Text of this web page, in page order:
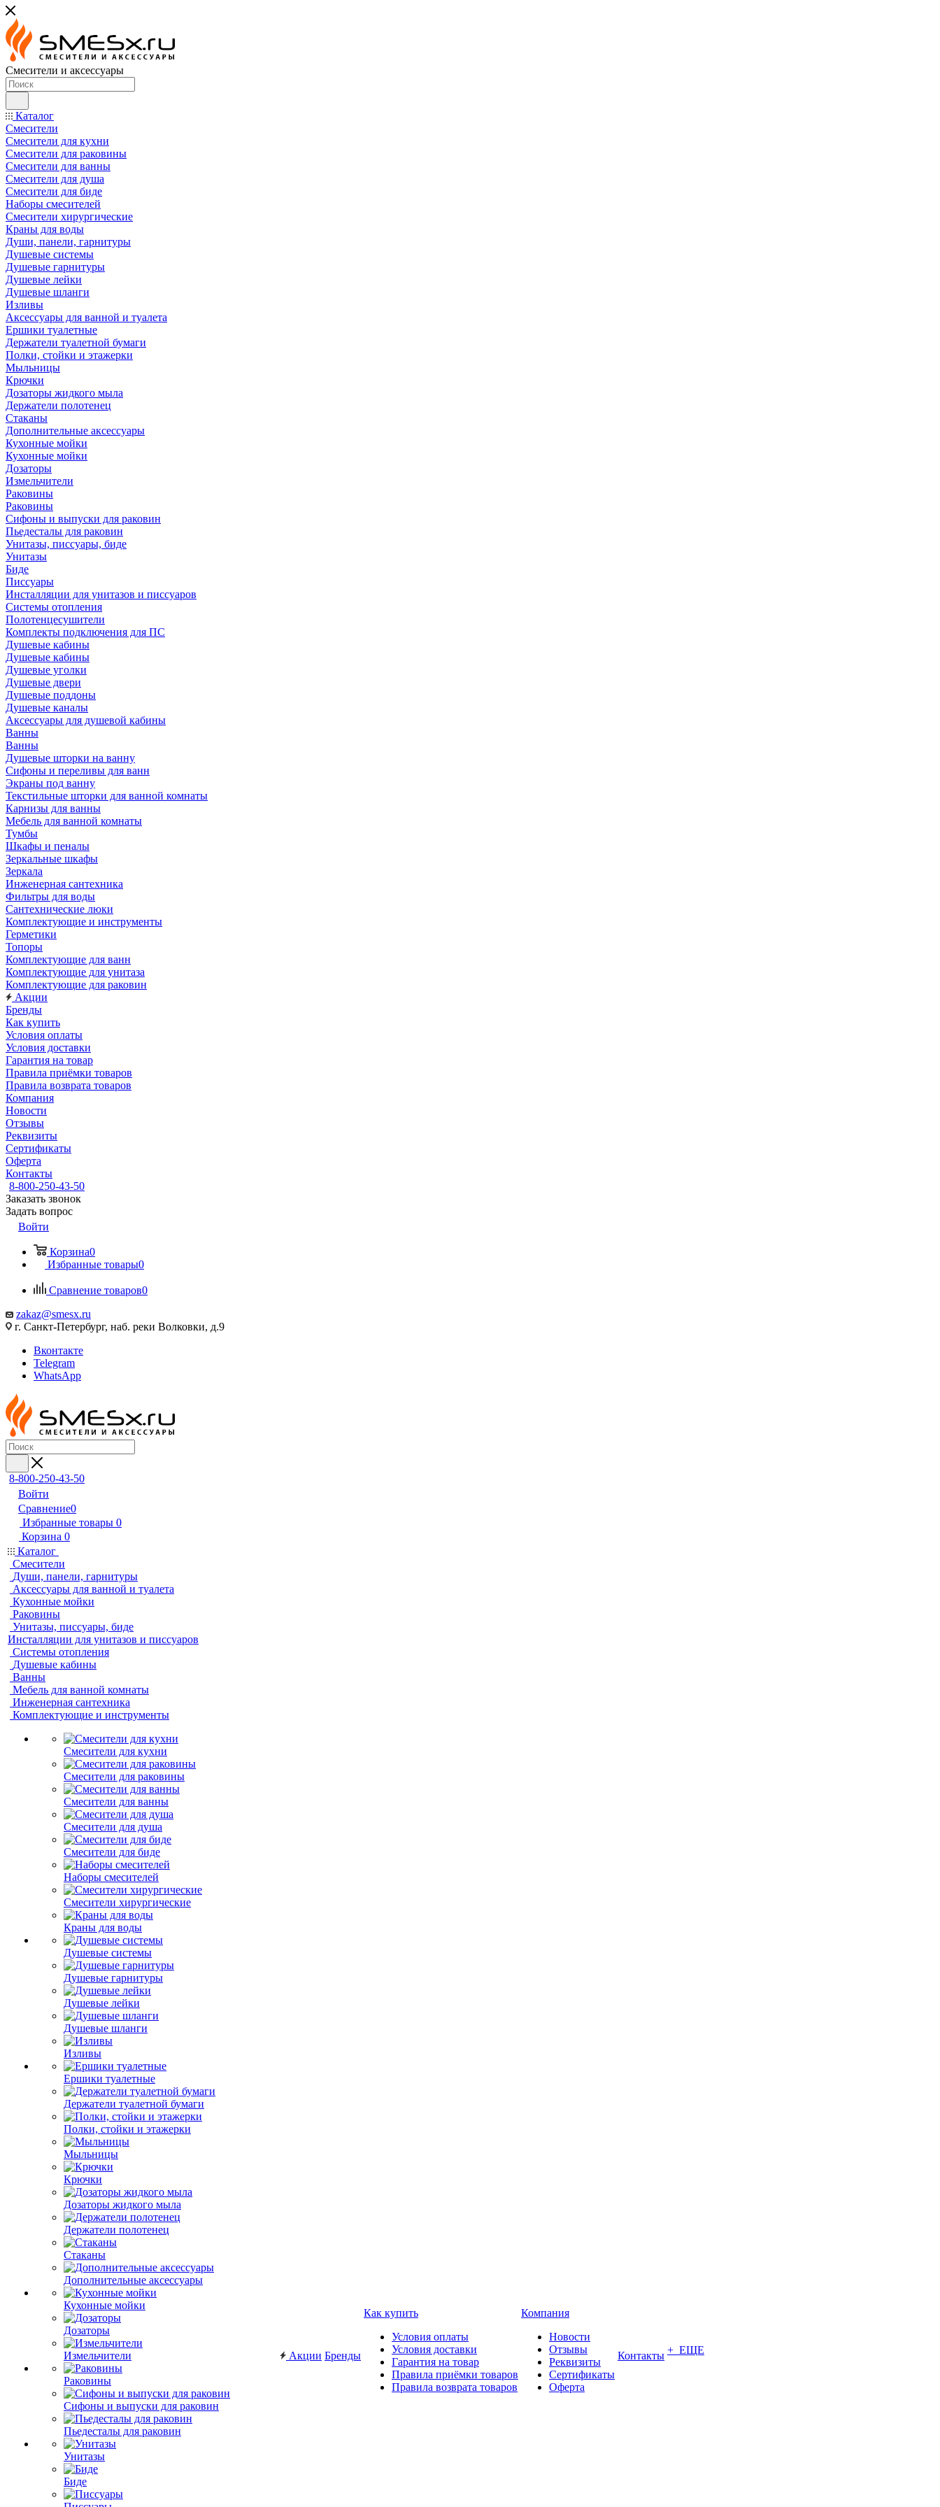
Смесители и аксессуары
Каталог
Смесители
Смесители для кухни
Смесители для раковины
Смесители для ванны
Смесители для душа
Смесители для биде
Наборы смесителей
Смесители хирургические
Краны для воды
Души, панели, гарнитуры
Душевые системы
Душевые гарнитуры
Душевые лейки
Душевые шланги
Изливы
Аксессуары для ванной и туалета
Ершики туалетные
Держатели туалетной бумаги
Полки, стойки и этажерки
Мыльницы
Крючки
Дозаторы жидкого мыла
Держатели полотенец
Стаканы
Дополнительные аксессуары
Кухонные мойки
Кухонные мойки
Дозаторы
Измельчители
Раковины
Раковины
Сифоны и выпуски для раковин
Пьедесталы для раковин
Унитазы, писсуары, биде
Унитазы
Биде
Писсуары
Инсталляции для унитазов и писсуаров
Системы отопления
Полотенцесушители
Комплекты подключения для ПС
Душевые кабины
Душевые кабины
Душевые уголки
Душевые двери
Душевые поддоны
Душевые каналы
Аксессуары для душевой кабины
Ванны
Ванны
Душевые шторки на ванну
Сифоны и переливы для ванн
Экраны под ванну
Текстильные шторки для ванной комнаты
Карнизы для ванны
Мебель для ванной комнаты
Тумбы
Шкафы и пеналы
Зеркальные шкафы
Зеркала
Инженерная сантехника
Фильтры для воды
Сантехнические люки
Комплектующие и инструменты
Герметики
Топоры
Комплектующие для ванн
Комплектующие для унитаза
Комплектующие для раковин
Акции
Бренды
Как купить
Условия оплаты
Условия доставки
Гарантия на товар
Правила приёмки товаров
Правила возврата товаров
Компания
Новости
Отзывы
Реквизиты
Сертификаты
Оферта
Контакты
8-800-250-43-50
Заказать звонок
Задать вопрос
Войти
Корзина0
Избранные товары0
Сравнение товаров0
zakaz@smesx.ru
г. Санкт-Петербург, наб. реки Волковки, д.9
Вконтакте
Telegram
WhatsApp
8-800-250-43-50
Войти
Сравнение0
Избранные товары 0
Корзина 0
Каталог
Смесители
Души, панели, гарнитуры
Аксессуары для ванной и туалета
Кухонные мойки
Раковины
Унитазы, писсуары, биде
Инсталляции для унитазов и писсуаров
Системы отопления
Душевые кабины
Ванны
Мебель для ванной комнаты
Инженерная сантехника
Комплектующие и инструменты
Смесители для кухни
Смесители для раковины
Смесители для ванны
Смесители для душа
Смесители для биде
Наборы смесителей
Смесители хирургические
Краны для воды
Душевые системы
Душевые гарнитуры
Душевые лейки
Душевые шланги
Изливы
Ершики туалетные
Держатели туалетной бумаги
Полки, стойки и этажерки
Мыльницы
Крючки
Дозаторы жидкого мыла
Держатели полотенец
Стаканы
Дополнительные аксессуары
Кухонные мойки
Дозаторы
Измельчители
Раковины
Сифоны и выпуски для раковин
Пьедесталы для раковин
Унитазы
Биде
Акции Бренды
Как купить
Условия оплаты
Условия доставки
Гарантия на товар
Правила приёмки товаров
Правила возврата товаров
Компания
Новости
Отзывы
Реквизиты
Сертификаты
Оферта
Контакты + ЕЩЕ